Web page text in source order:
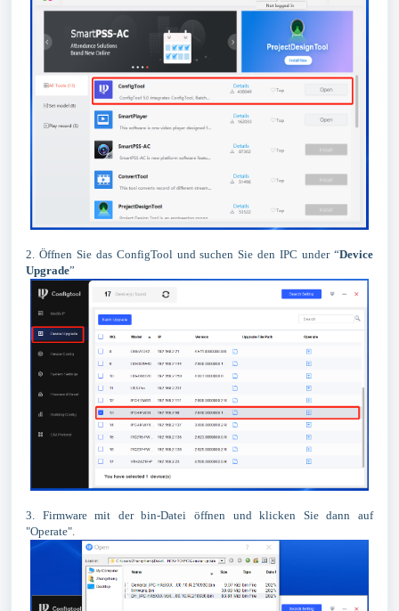
2. Öffnen Sie das ConfigTool und suchen Sie den IPC under “Device
Upgrade”
3. Firmware mit der bin-Datei öffnen und klicken Sie dann auf
"Operate".